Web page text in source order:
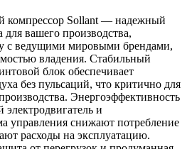
компрессор Sollant — надежный
для вашего производства,
с ведущими мировыми брендами,
владения. Стабильный
блок обеспечивает
без пульсаций, что критично для
Энергоэффективность
и
управления снижают потребление
расходы на эксплуатацию.